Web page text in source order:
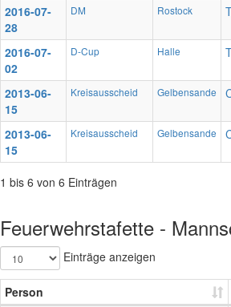
2016-07-
28
DM Rostock
2016-07-
02
D-Cup Halle
2013-06-
15
Kreisausscheid Gelbensande
2013-06-
15
Kreisausscheid Gelbensande
1 bis 6 von 6 Einträgen
Feuerwehrstafette -
Einträge anzeigen
Person